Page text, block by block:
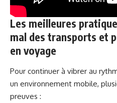
Les meilleures
mal des transports et
en voyage
Pour continuer à vibrer au
un environnement mobile,
preuves :